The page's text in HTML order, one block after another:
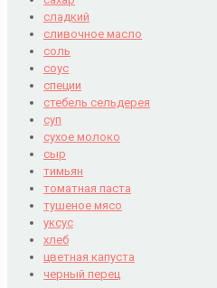
сладкий
сливочное масло
соль
соус
специи
стебель сельдерея
суп
сухое молоко
сыр
тимьян
томатная паста
тушеное мясо
уксус
хлеб
цветная капуста
черный перец